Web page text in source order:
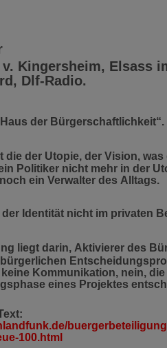
v. Kingersheim, Elsass
Dlf-Radio.
der Bürgerschaftlichkeit“.
die der Utopie, der Vision, was
Politiker nicht mehr in der
ein Verwalter des Alltags.
Identität nicht im privaten
liegt darin, Aktivierer des
Kommunikation, nein,
eines Projektes
100.html